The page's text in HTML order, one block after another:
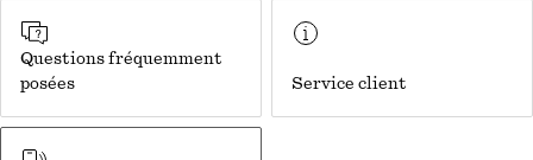
Questions fréquemment
posées
Service client